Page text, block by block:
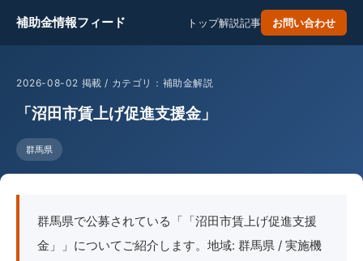
補助金情報フィード トップ解説記事 お問い合わせ
2026-08-02 掲載 / カテゴリ：補助金解説
「沼田市賃上げ促進支援金」
群馬県
群馬県で公募されている「「沼田市賃上げ促進支援
金」」についてご紹介します。地域: 群馬県 / 実施機